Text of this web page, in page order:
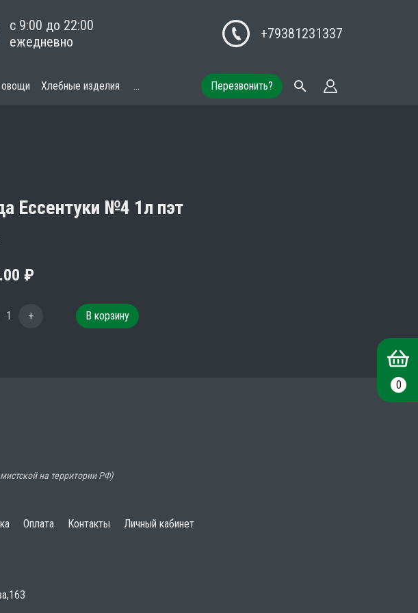
с 9:00 до 22:00
ежедневно
+79381231337
Хлебные изделия ... Перезвонить?
Ессентуки №4 1л пэт
₽
1 + В корзину
на территории РФ)
Оплата Контакты Личный кабинет
0